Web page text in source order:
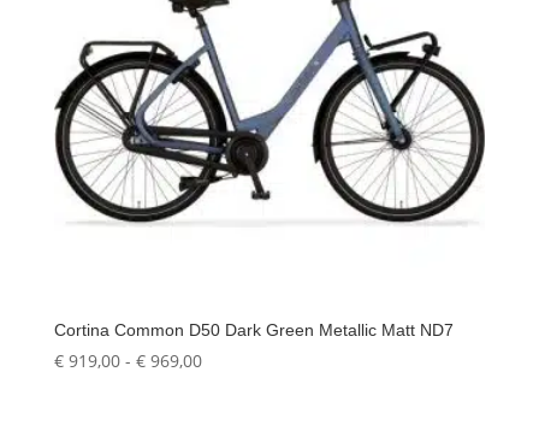
Cortina Common D50 Dark Green Metallic Matt ND7
€919,00 - €969,00Prijsklasse: